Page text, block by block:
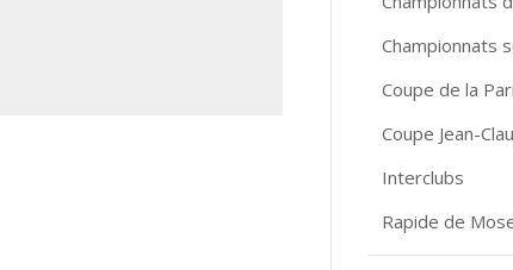
Championnats
Coupe de la
Coupe Jean-
Interclubs
Rapide de